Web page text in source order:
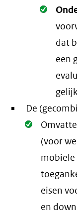
Oké.
dat
een
De
Oké.
(voor
mobiele
eisen
en